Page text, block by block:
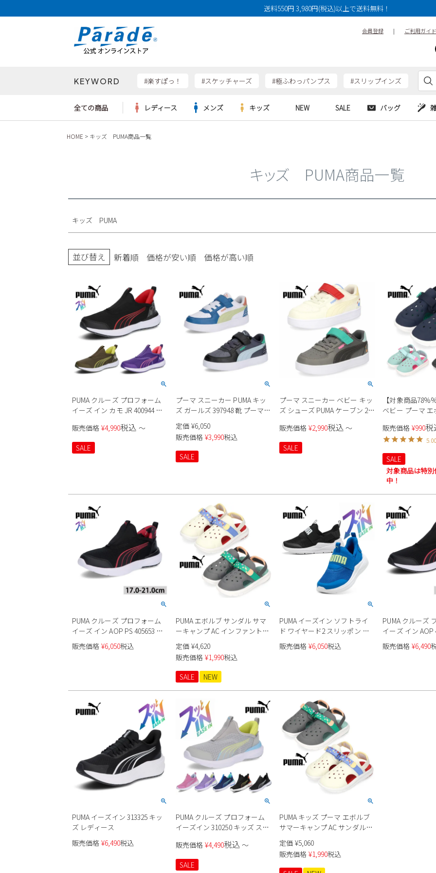
送料550円 3,980円(税込)以上で送料無料！
会員登録 | ご利用ガイド
KEYWORD #楽すぽっ！ #スケッチャーズ #極ふわっパンプス #スリップインズ
検索
全ての商品 レディース
スニーカー
ローファー
ウェア
moz
new balance
メンズ
ビジネス・ドレスシューズ
ローファー
ワークシューズ
ウェア
GAP
EDWIN
キッズ
スクール
フォーマル
ブーツ
NEW SALE バッグ
ビジネスバッグ
HOME キッズ PUMA商品一覧
キッズ PUMA商品一覧
キッズ PUMA
14cm 14.5cm
20.5cm
21cm
27cm
29cm
29.5cm 30cm
特徴
検索
並び替え 新着順 価格が安い順 価格が高い順
PUMA クルーズ プロフォーム
イーズ イン カモ JR 400944 キ
販売価格 ¥4,990税込 〜
SALE
プーマ スニーカー PUMA キッ
ズ ガールズ 397948 靴 プーマ
ケーブン 2.0 PUMA FC AC+PS ベ
ルクロ シューズ ローカット
定価 ¥6,050
販売価格 ¥3,990税込
SALE
プーマ スニーカー ベビー キッ
ズ シューズ PUMA ケーブン 2.0
ント 395442 01 ホワイト 02 グ
レー 水玉 ベビー靴
販売価格 ¥2,990税込 〜
SALE
【対象商品
ベビー プーマ エ
ネイビー 09 タ
スポーツサンダ
子 軽量 ベルク
販売価格 ¥990税
SALE
対象商品は特
中！
PUMA クルーズ プロフォーム
イーズ イン AOP PS 405653 キ
ッズ
販売価格 ¥6,050税込
PUMA エボルブ サンダル サマ
ーキャンプ AC インファント
395647 キッズ
定価 ¥4,620
販売価格 ¥1,990税込
SALE
NEW
PUMA イーズイン ソフトライ
ド ワイヤード2 スリッポン ス
ニーカー 402832 キッズ
販売価格 ¥6,050税込
PUMA クルーズ
イーズ イン AOP
販売価格 ¥6,490
PUMA イーズイン 313325 キッ
ズ レディース
販売価格 ¥6,490税込
PUMA クルーズ プロフォーム
イーズイン 310250 キッズ スニ
子
販売価格 ¥4,490税込 〜
SALE
PUMA キッズ プーマ エボルブ
サマーキャンプ AC サンダル
395646 01 ホワイト 02 グレー
スポーツサンダル 男の子 女の
子 軽量 通気性 速乾
定価 ¥5,060
販売価格 ¥1,990税込